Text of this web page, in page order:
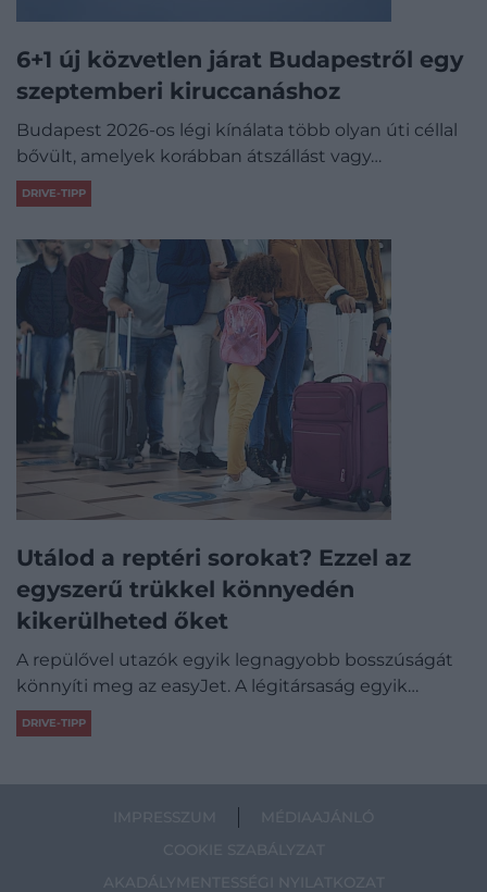
6+1 új közvetlen járat Budapestről egy
szeptemberi kiruccanáshoz
Budapest 2026-os légi kínálata több olyan úti céllal
bővült, amelyek korábban átszállást vagy…
DRIVE-TIPP
Utálod a reptéri sorokat? Ezzel az
egyszerű trükkel könnyedén
kikerülheted őket
A repülővel utazók egyik legnagyobb bosszúságát
könnyíti meg az easyJet. A légitársaság egyik…
DRIVE-TIPP